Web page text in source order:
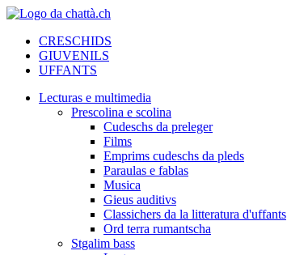
CRESCHIDS
GIUVENILS
UFFANTS
Lecturas e multimedia
Prescolina e scolina
Cudeschs da preleger
Films
Emprims cudeschs da pleds
Paraulas e fablas
Musica
Gieus auditivs
Classichers da la litteratura d'uffants
Ord terra rumantscha
Stgalim bass